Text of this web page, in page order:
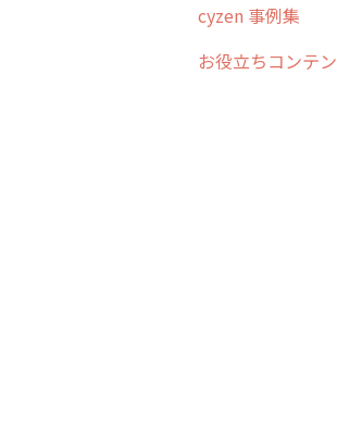
cyzen 事例集
お役立ちコンテ